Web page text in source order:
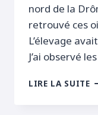
nord de la
retrouvé ces
L’élevage
J’ai observé
LIRE LA SUITE